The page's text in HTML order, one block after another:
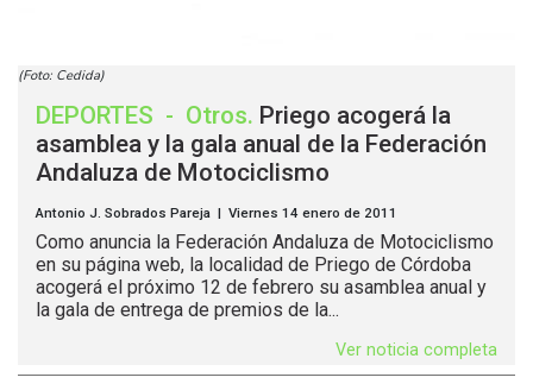
(Foto: Cedida)
DEPORTES - Otros. Priego acogerá la
asamblea y la gala anual de la Federación
Andaluza de Motociclismo
Antonio J. Sobrados Pareja | Viernes 14 enero de 2011
Como anuncia la Federación Andaluza de Motociclismo
en su página web, la localidad de Priego de Córdoba
acogerá el próximo 12 de febrero su asamblea anual y
la gala de entrega de premios de la...
Ver noticia completa